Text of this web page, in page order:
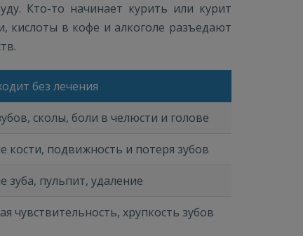
Кто-то начинает курить или курит
кислоты в кофе и алкоголе разъедают
без лечения
сколы, боли в челюсти и голове
кости, подвижность и потеря зубов
зуба, пульпит, удаление
чувствительность, хрупкость зубов